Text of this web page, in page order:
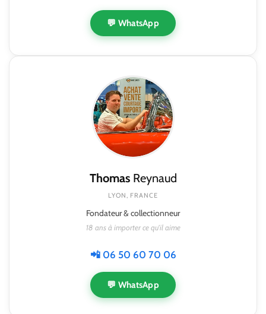
💬 WhatsApp
ThomasReynaud
LYON, FRANCE
Fondateur & collectionneur
18 ans à importer ce qu'il aime
📲 06 50 60 70 06
💬 WhatsApp